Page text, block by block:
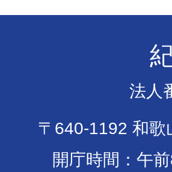
法人
〒640-1192 和歌
開庁時間：午